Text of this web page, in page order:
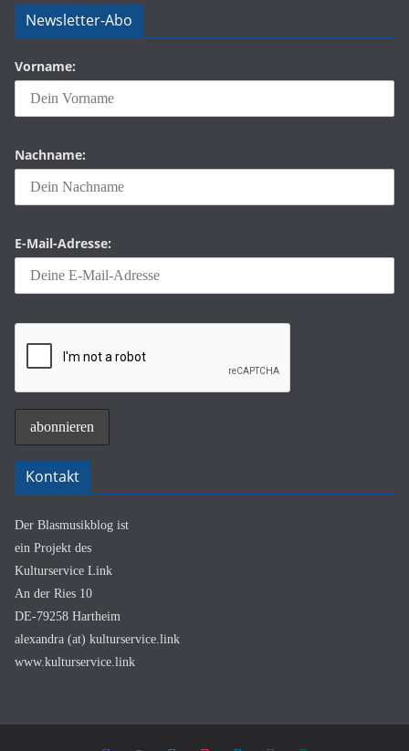
Newsletter-Abo
Vorname:
Nachname:
E-Mail-Adresse:
Kontakt
Der Blasmusikblog ist
ein Projekt des
Kulturservice Link
An der Ries 10
DE-79258 Hartheim
alexandra (at) kulturservice.link
www.kulturservice.link